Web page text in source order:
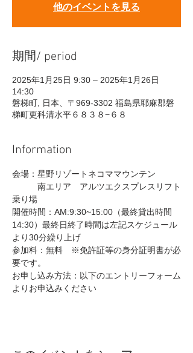
他のイベントを見る
期間/ period
2025年1月25日 9:30 – 2025年1月26日
14:30
磐梯町, 日本、〒969-3302 福島県耶麻郡磐
梯町更科清水平６８３８−６８
Information
会場：星野リゾートネコママウンテン
南エリア　アルツエクスプレスリフト
乗り場
開催時間：AM:9:30~15:00（最終貸出時間
14:30）最終日終了時間は左記スケジュール
より30分繰り上げ
参加料：無料　※免許証等の身分証明書が必
要です。
お申し込み方法：以下のエントリーフォーム
よりお申込みください